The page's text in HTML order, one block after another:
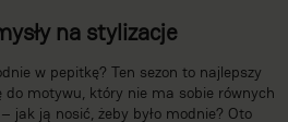
na stylizacje
w pepitkę? Ten sezon to najlepszy
do motywu, który nie ma sobie równych
jak ją nosić, żeby było modnie? Oto